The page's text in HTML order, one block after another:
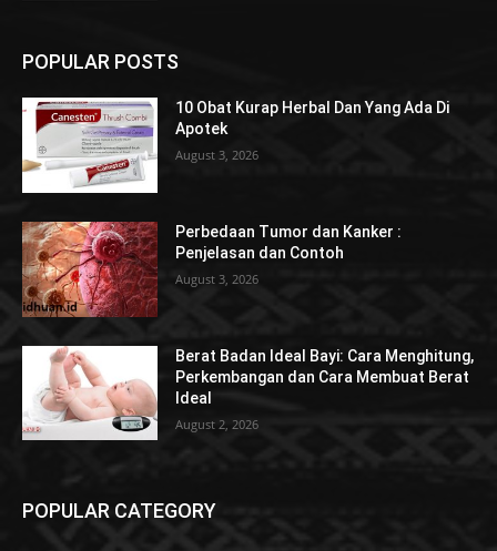
POPULAR POSTS
10 Obat Kurap Herbal Dan Yang Ada Di
Apotek
August 3, 2026
Perbedaan Tumor dan Kanker :
Penjelasan dan Contoh
August 3, 2026
Berat Badan Ideal Bayi: Cara Menghitung,
Perkembangan dan Cara Membuat Berat
Ideal
August 2, 2026
POPULAR CATEGORY